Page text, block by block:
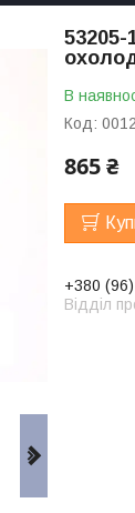
В
Код:
865 ₴
+380
Відділ